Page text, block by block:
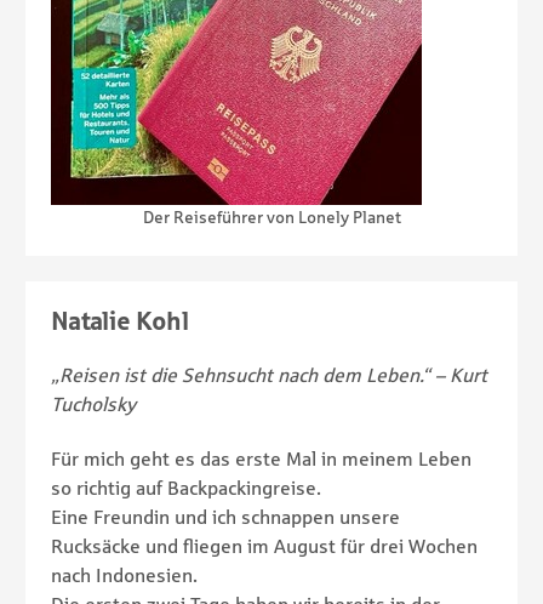
Der Reiseführer von Lonely Planet
Natalie Kohl
„Reisen ist die Sehnsucht nach dem Leben.“ – Kurt
Tucholsky
Für mich geht es das erste Mal in meinem Leben
so richtig auf Backpackingreise.
Eine Freundin und ich schnappen unsere
Rucksäcke und fliegen im August für drei Wochen
nach Indonesien.